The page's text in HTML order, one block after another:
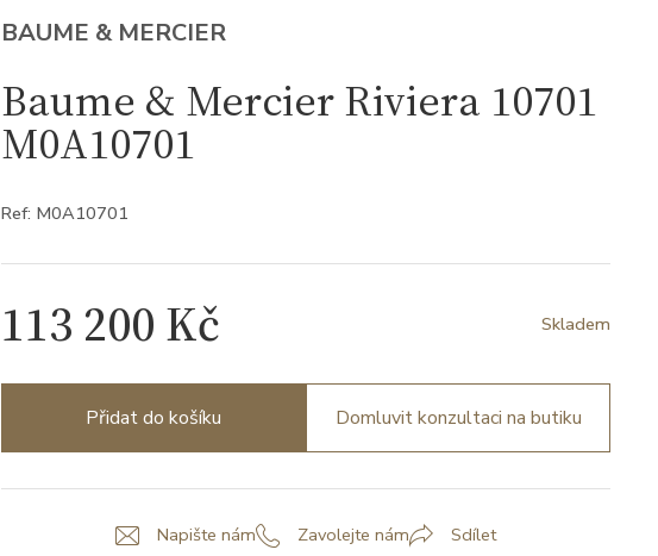
BAUME & MERCIER
Baume & Mercier Riviera 10701
M0A10701
Ref: M0A10701
113 200 Kč Skladem
Přidat do košíku Domluvit konzultaci na butiku
Napište nám Zavolejte nám Sdílet